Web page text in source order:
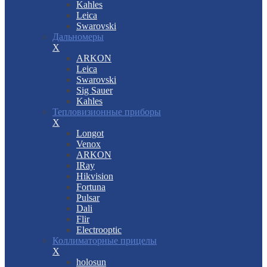
Kahles
Leica
Swarovski
Дальномеры
X
ARKON
Leica
Swarovski
Sig Sauer
Kahles
Тепловизионные приборы
X
Longot
Venox
ARKON
IRay
Hikvision
Fortuna
Pulsar
Dali
Flir
Electrooptic
Коллиматорные прицелы
X
holosun